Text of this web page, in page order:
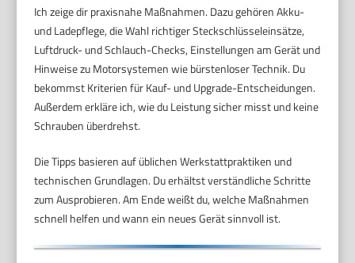
Ich zeige dir praxisnahe Maßnahmen. Dazu gehören Akku-
und Ladepflege, die Wahl richtiger Steckschlüsseleinsätze,
Luftdruck- und Schlauch-Checks, Einstellungen am Gerät und
Hinweise zu Motorsystemen wie bürstenloser Technik. Du
bekommst Kriterien für Kauf- und Upgrade-Entscheidungen.
Außerdem erkläre ich, wie du Leistung sicher misst und keine
Schrauben überdrehst.
Die Tipps basieren auf üblichen Werkstattpraktiken und
technischen Grundlagen. Du erhältst verständliche Schritte
zum Ausprobieren. Am Ende weißt du, welche Maßnahmen
schnell helfen und wann ein neues Gerät sinnvoll ist.